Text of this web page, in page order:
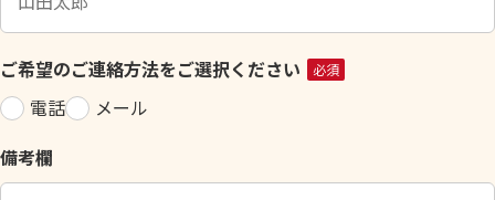
ィ
ー
ル
ド
空
の
ご希望のご連絡方法をご選択ください 必須
電話
メール
備考欄